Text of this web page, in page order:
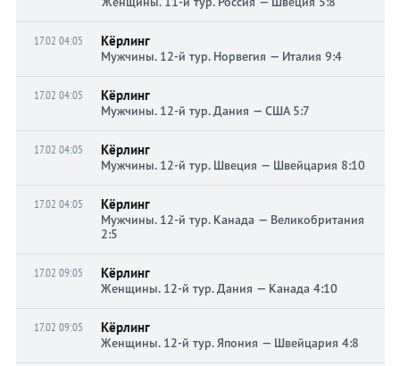
17.02 04:05 Кёрлинг
Мужчины. 12-й тур. Норвегия — Италия 9:4
17.02 04:05 Кёрлинг
Мужчины. 12-й тур. Дания — США 5:7
17.02 04:05 Кёрлинг
Мужчины. 12-й тур. Швеция — Швейцария 8:10
17.02 04:05 Кёрлинг
Мужчины. 12-й тур. Канада — Великобритания
2:5
17.02 09:05 Кёрлинг
Женщины. 12-й тур. Дания — Канада 4:10
17.02 09:05 Кёрлинг
Женщины. 12-й тур. Япония — Швейцария 4:8